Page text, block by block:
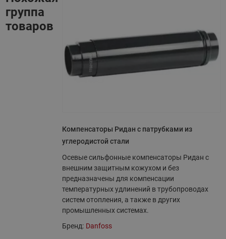
группа
товаров
Компенсаторы Ридан с патрубками из
углеродистой стали
Осевые сильфонные компенсаторы Ридан с
внешним защитным кожухом и без
предназначены для компенсации
температурных удлинений в трубопроводах
систем отопления, а также в других
промышленных системах.
Бренд: Danfoss